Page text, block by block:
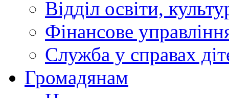
Відділ освіти,
Фінансове
Служба у справах
Громадянам